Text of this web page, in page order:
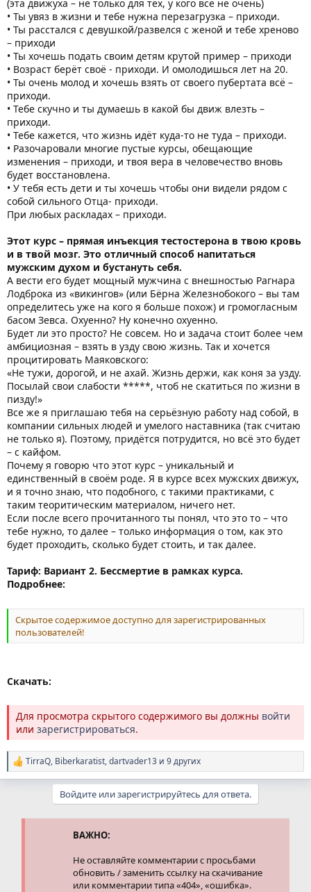
(эта движуха – не только для тех, у кого всё не очень)
• Ты увяз в жизни и тебе нужна перезагрузка – приходи.
• Ты расстался с девушкой/развелся с женой и тебе хреново
– приходи
• Ты хочешь подать своим детям крутой пример – приходи
• Возраст берёт своё - приходи. И омолодишься лет на 20.
• Ты очень молод и хочешь взять от своего пубертата всё –
приходи.
• Тебе скучно и ты думаешь в какой бы движ влезть –
приходи.
• Тебе кажется, что жизнь идёт куда-то не туда – приходи.
• Разочаровали многие пустые курсы, обещающие
изменения – приходи, и твоя вера в человечество вновь
будет восстановлена.
• У тебя есть дети и ты хочешь чтобы они видели рядом с
собой сильного Отца- приходи.
При любых раскладах – приходи.
Этот курс – прямая инъекция тестостерона в твою кровь
и в твой мозг. Это отличный способ напитаться
мужским духом и бустануть себя.
А вести его будет мощный мужчина с внешностью Рагнара
Лодброка из «викингов» (или Бёрна Железнобокого – вы там
определитесь уже на кого я больше похож) и громогласным
басом Зевса. Охуенно? Ну конечно охуенно.
Будет ли это просто? Не совсем. Но и задача стоит более чем
амбициозная – взять в узду свою жизнь. Так и хочется
процитировать Маяковского:
«Не тужи, дорогой, и не ахай. Жизнь держи, как коня за узду.
Посылай свои слабости *****, чтоб не скатиться по жизни в
пизду!»
Все же я приглашаю тебя на серьёзную работу над собой, в
компании сильных людей и умелого наставника (так считаю
не только я). Поэтому, придётся потрудится, но всё это будет
– с кайфом.
Почему я говорю что этот курс – уникальный и
единственный в своём роде. Я в курсе всех мужских движух,
и я точно знаю, что подобного, с такими практиками, с
таким теоритическим материалом, ничего нет.
Если после всего прочитанного ты понял, что это то – что
тебе нужно, то далее – только информация о том, как это
будет проходить, сколько будет стоить, и так далее.
Тариф: Вариант 2. Бессмертие в рамках курса.
Подробнее:
Скрытое содержимое доступно для зарегистрированных
пользователей!
Скачать:
Для просмотра скрытого содержимого вы должны войти
или зарегистрироваться.
Р
е
TirraQ, Biberkaratist,dartvader13 и 9 других
Войдите или зарегистрируйтесь для ответа.
ВАЖНО:
Не оставляйте комментарии с просьбами
обновить / заменить ссылку на скачивание
или комментарии типа «404», «ошибка».